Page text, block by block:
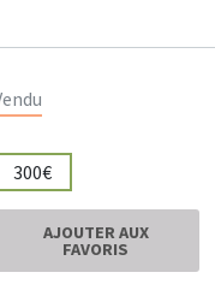
300€
AJOUTER AUX
FAVORIS